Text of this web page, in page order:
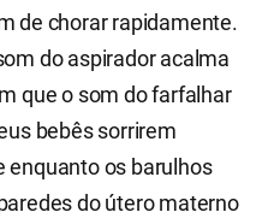
de chorar rapidamente.
do aspirador acalma
que o som do farfalhar
bebês sorrirem
enquanto os barulhos
do útero materno